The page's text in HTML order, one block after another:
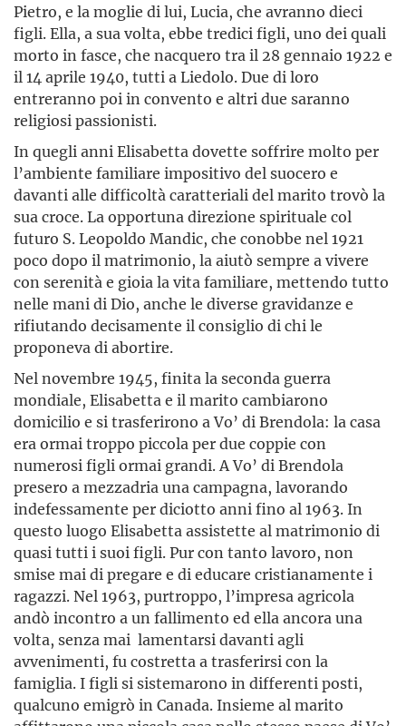
Pietro, e la moglie di lui, Lucia, che avranno dieci
figli. Ella, a sua volta, ebbe tredici figli, uno dei quali
morto in fasce, che nacquero tra il 28 gennaio 1922 e
il 14 aprile 1940, tutti a Liedolo. Due di loro
entreranno poi in con­vento e altri due saranno
religiosi passionisti.
In quegli anni Elisabetta dovette soffrire molto per
l’ambiente familiare impositivo del suocero e
davanti alle difficoltà caratteriali del marito trovò la
sua croce. La opportuna direzione spirituale col
futuro S. Leopoldo Mandic, che conobbe nel 1921
poco dopo il matrimonio, la aiutò sempre a vivere
con serenità e gioia la vita familiare, mettendo tutto
nelle mani di Dio, anche le diverse gravidanze e
rifiutando decisamente il consiglio di chi le
proponeva di abortire.
Nel novembre 1945, finita la seconda guerra
mondiale, Elisabetta e il marito cambiarono
domicilio e si trasferi­rono a Vo’ di Brendola: la casa
era ormai troppo piccola per due coppie con
numerosi figli ormai grandi. A Vo’ di Brendola
presero a mezzadria una campagna, lavorando
indefessamente per diciotto anni fino al 1963. In
questo luogo Elisabetta assistette al matrimonio di
quasi tutti i suoi figli. Pur con tanto lavoro, non
smise mai di prega­re e di educare cristianamente i
ragazzi. Nel 1963, purtroppo, l’impresa agricola
andò incontro a un fallimento ed ella ancora una
volta, senza mai lamentarsi davanti agli
avvenimenti, fu costretta a trasferirsi con la
famiglia. I figli si sistemarono in differenti posti,
qualcuno emigrò in Canada. Insieme al marito